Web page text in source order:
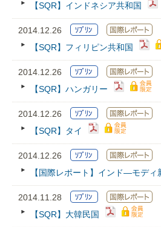
【SQR】インドネシア共和国
2014.12.26
【SQR】フィリピン共和国
2014.12.26
【SQR】ハンガリー
2014.12.26
【SQR】タイ
2014.12.26
【国際レポート】インド―モデ
2014.11.28
【SQR】大韓民国